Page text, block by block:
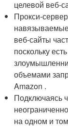
целевой веб-
Прокси-
веб-сайты
поскольку
объемами
Amazon .
Подключаясь
на одном и